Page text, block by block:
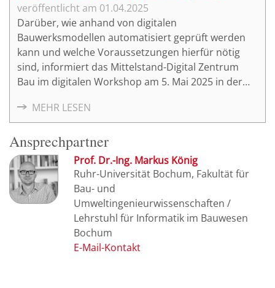
01.04.2025
Darüber, wie anhand von digitalen
Bauwerksmodellen automatisiert geprüft werden
kann und welche Voraussetzungen hierfür nötig
sind, informiert das Mittelstand-Digital Zentrum
Bau im digitalen Workshop am 5. Mai 2025 in der
MEHR LESEN
Ansprechpartner
Prof. Dr.-Ing. Markus König
Ruhr-Universität Bochum, Fakultät für
Bau- und
Umweltingenieurwissenschaften /
Lehrstuhl für Informatik im Bauwesen
Bochum